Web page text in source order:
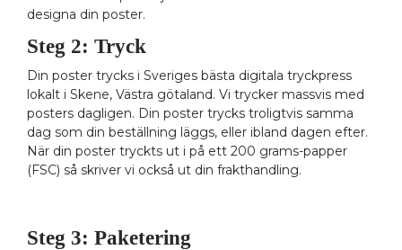
designa din poster.
Steg 2: Tryck
Din poster trycks i Sveriges bästa digitala tryckpress
lokalt i Skene, Västra götaland. Vi trycker massvis med
posters dagligen. Din poster trycks troligtvis samma
dag som din beställning läggs, eller ibland dagen efter.
När din poster tryckts ut i på ett 200 grams-papper
(FSC) så skriver vi också ut din frakthandling.
Steg 3: Paketering